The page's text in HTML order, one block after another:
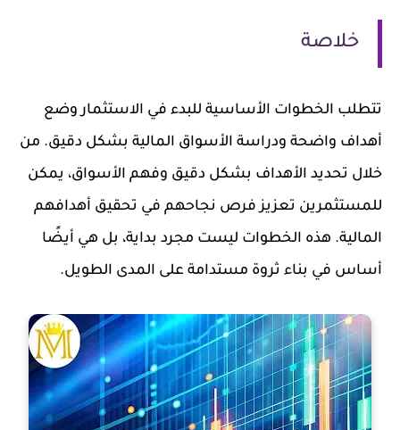
خلاصة
تتطلب الخطوات الأساسية للبدء في الاستثمار وضع
أهداف واضحة ودراسة الأسواق المالية بشكل دقيق. من
خلال تحديد الأهداف بشكل دقيق وفهم الأسواق، يمكن
للمستثمرين تعزيز فرص نجاحهم في تحقيق أهدافهم
المالية. هذه الخطوات ليست مجرد بداية، بل هي أيضًا
أساس في بناء ثروة مستدامة على المدى الطويل.